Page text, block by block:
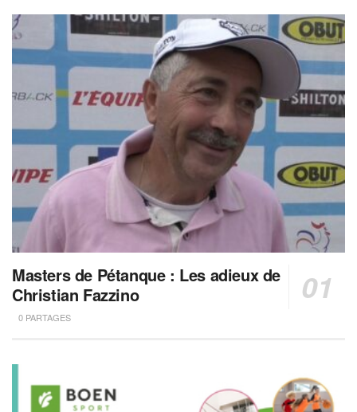
Masters de Pétanque : Les adieux de
Christian Fazzino
0 PARTAGES